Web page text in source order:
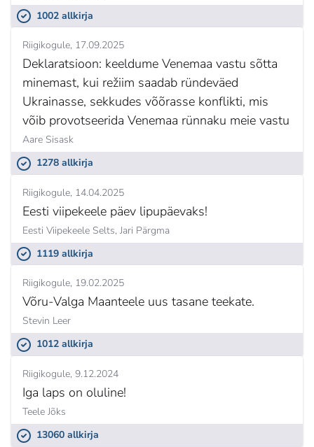
1002 allkirja
Riigikogule 17.09.2025
Deklaratsioon: keeldume Venemaa vastu sõtta
minemast, kui režiim saadab ründeväed
Ukrainasse, sekkudes võõrasse konflikti, mis
võib provotseerida Venemaa rünnaku meie vastu
Aare Sisask
1278 allkirja
Riigikogule 14.04.2025
Eesti viipekeele päev lipupäevaks!
Eesti Viipekeele Selts, Jari Pärgma
1119 allkirja
Riigikogule 19.02.2025
Võru-Valga Maanteele uus tasane teekate.
Stevin Leer
1012 allkirja
Riigikogule 9.12.2024
Iga laps on oluline!
Teele Jõks
13060 allkirja